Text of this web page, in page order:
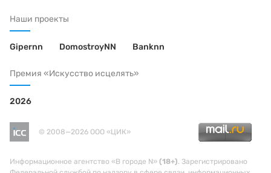
Наши проекты
Gipernn DomostroyNN Banknn
Премия «Искусство исцелять»
2026
© 2008—2026 ООО «ЦИК»
Информационное агентство «В городе N» (18+). Зарегистрировано